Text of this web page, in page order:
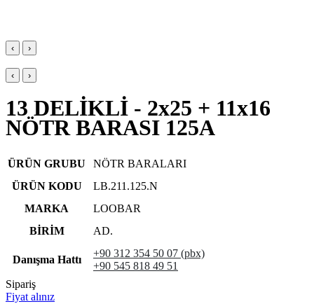
‹ ›
‹ ›
13 DELİKLİ - 2x25 + 11x16
NÖTR BARASI 125A
ÜRÜN GRUBU
NÖTR BARALARI
ÜRÜN KODU
LB.211.125.N
MARKA
LOOBAR
BİRİM
AD.
Danışma Hattı
+90 312 354 50 07 (pbx)
+90 545 818 49 51
Sipariş
Fiyat alınız